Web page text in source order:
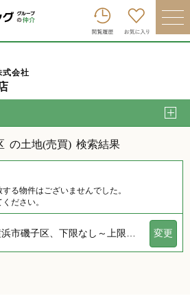
式会社
の土地(売買) 検索結果
る物件はございませんでした。
ださい。
限なし、指定しない、指定なし、指定しない、下限なし～上限なし、指定なし 変更
グループトップへ